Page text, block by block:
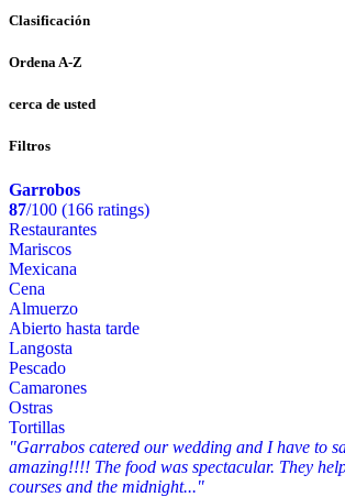
Clasificación
Ordena A-Z
cerca de usted
Filtros
Garrobos
87/100 (166 ratings)
Restaurantes
Mariscos
Mexicana
Cena
Almuerzo
Abierto hasta tarde
Langosta
Pescado
Camarones
Ostras
Tortillas
"Garrabos catered our wedding and I have to
amazing!!!! The food was spectacular. They
courses and the midnight..."